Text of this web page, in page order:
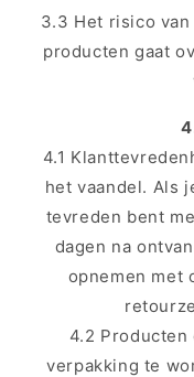
3.3 Het risico
producten gaat
4.1
het vaandel. Als
tevreden bent
dagen na
opnemen met
4.2
verpakking te